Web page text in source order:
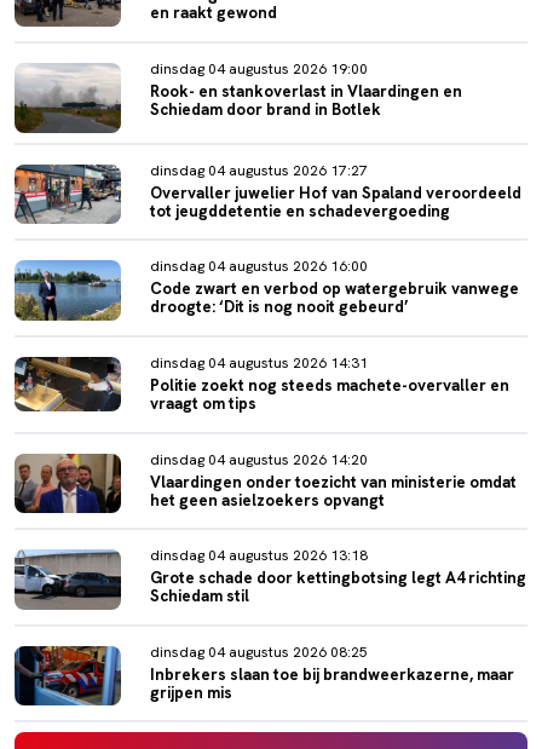
en raakt gewond
dinsdag 04 augustus 2026 19:00
Rook- en stankoverlast in Vlaardingen en
Schiedam door brand in Botlek
dinsdag 04 augustus 2026 17:27
Overvaller juwelier Hof van Spaland veroordeeld
tot jeugddetentie en schadevergoeding
dinsdag 04 augustus 2026 16:00
Code zwart en verbod op watergebruik vanwege
droogte: ‘Dit is nog nooit gebeurd’
dinsdag 04 augustus 2026 14:31
Politie zoekt nog steeds machete-overvaller en
vraagt om tips
dinsdag 04 augustus 2026 14:20
Vlaardingen onder toezicht van ministerie omdat
het geen asielzoekers opvangt
dinsdag 04 augustus 2026 13:18
Grote schade door kettingbotsing legt A4 richting
Schiedam stil
dinsdag 04 augustus 2026 08:25
Inbrekers slaan toe bij brandweerkazerne, maar
grijpen mis